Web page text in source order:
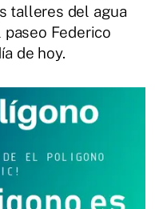
talleres del agua
paseo Federico
de hoy.